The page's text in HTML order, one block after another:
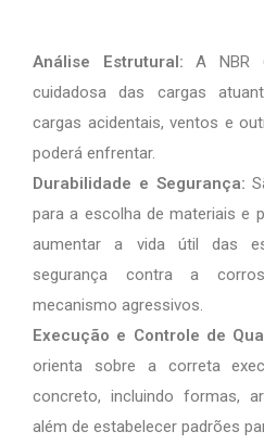
Análise Estrutural: A NBR
cuidadosa das cargas
cargas acidentais, ventos e
poderá enfrentar.
Durabilidade e Segurança:
para a escolha de materiais e
aumentar a vida útil das
segurança contra a
mecanismo agressivos.
Execução e Controle de
orienta sobre a correta
concreto, incluindo formas,
além de estabelecer padrões